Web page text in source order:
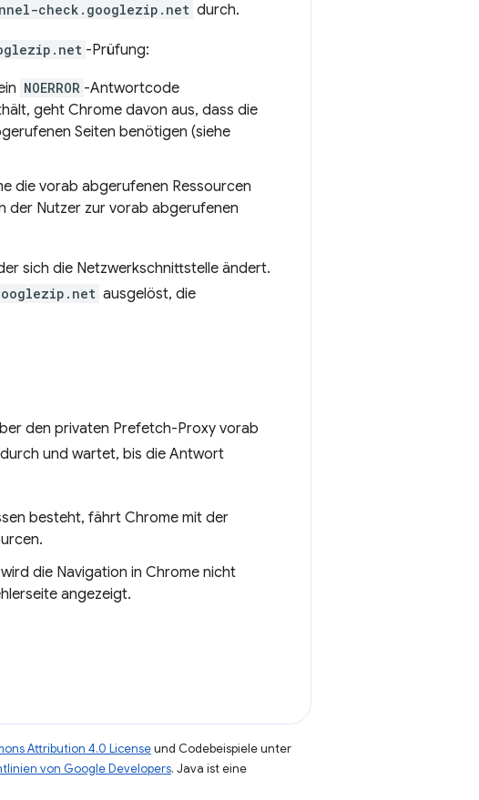
check.googlezip.net durch.
-Prüfung:
NOERROR -Antwortcode
geht Chrome davon aus, dass die
Seiten benötigen (siehe
die vorab abgerufenen Ressourcen
der Nutzer zur vorab abgerufenen
sich die Netzwerkschnittstelle ändert.
ausgelöst, die
den privaten Prefetch-Proxy vorab
und wartet, bis die Antwort
besteht, fährt Chrome mit der
die Navigation in Chrome nicht
angezeigt.
Attribution 4.0 Licenseund Codebeispiele unter
von Google Developers. Java ist eine